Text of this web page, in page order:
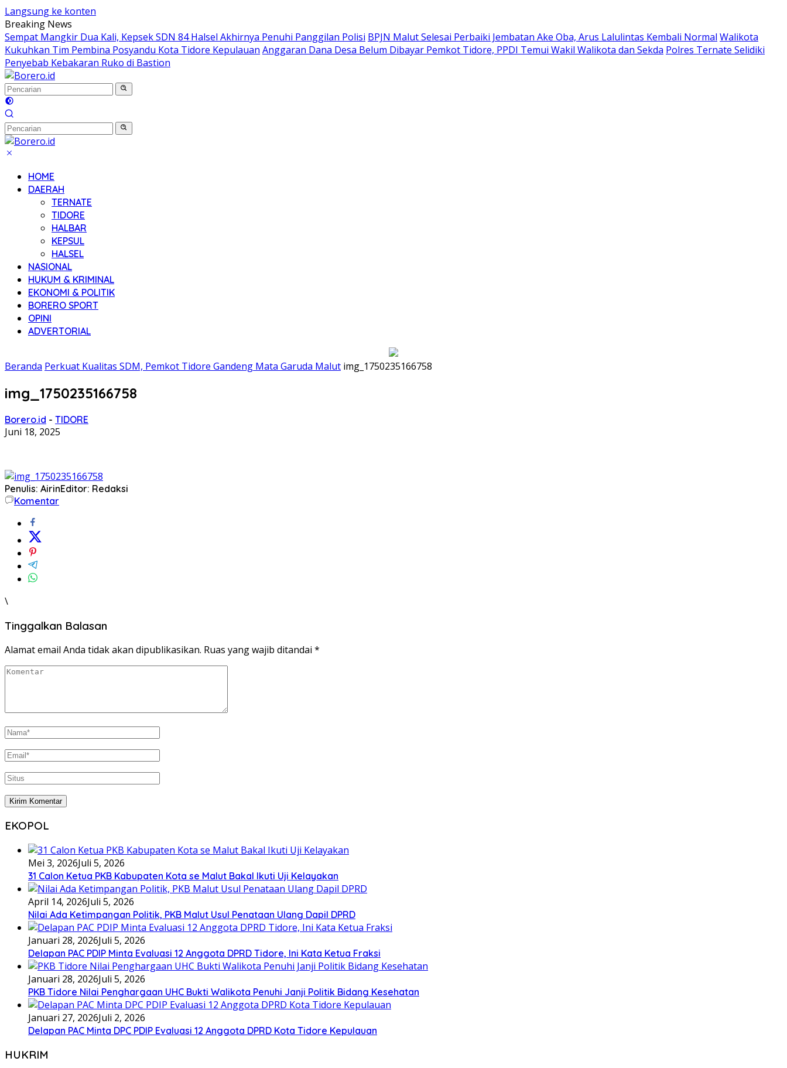
Langsung ke konten
Breaking News
Sempat Mangkir Dua Kali, Kepsek SDN 84 Halsel Akhirnya Penuhi Panggilan Polisi BPJN Malut Selesai Perbaiki Jembatan Ake Oba, Arus Lalulintas Kembali Normal Walikota
Kukuhkan Tim Pembina Posyandu Kota Tidore Kepulauan Anggaran Dana Desa Belum Dibayar Pemkot Tidore, PPDI Temui Wakil Walikota dan Sekda Polres Ternate Selidiki
Penyebab Kebakaran Ruko di Bastion
HOME
DAERAH
TERNATE
TIDORE
HALBAR
KEPSUL
HALSEL
NASIONAL
HUKUM & KRIMINAL
EKONOMI & POLITIK
BORERO SPORT
OPINI
ADVERTORIAL
Beranda Perkuat Kualitas SDM, Pemkot Tidore Gandeng Mata Garuda Malut img_1750235166758
img_1750235166758
Borero.id - TIDORE
Juni 18, 2025
Penulis: AirinEditor: Redaksi
Komentar
\
Tinggalkan Balasan
Alamat email Anda tidak akan dipublikasikan. Ruas yang wajib ditandai *
EKOPOL
Mei 3, 2026Juli 5, 2026
31 Calon Ketua PKB Kabupaten Kota se Malut Bakal Ikuti Uji Kelayakan
April 14, 2026Juli 5, 2026
Nilai Ada Ketimpangan Politik, PKB Malut Usul Penataan Ulang Dapil DPRD
Januari 28, 2026Juli 5, 2026
Delapan PAC PDIP Minta Evaluasi 12 Anggota DPRD Tidore, Ini Kata Ketua Fraksi
Januari 28, 2026Juli 5, 2026
PKB Tidore Nilai Penghargaan UHC Bukti Walikota Penuhi Janji Politik Bidang Kesehatan
Januari 27, 2026Juli 2, 2026
Delapan PAC Minta DPC PDIP Evaluasi 12 Anggota DPRD Kota Tidore Kepulauan
HUKRIM